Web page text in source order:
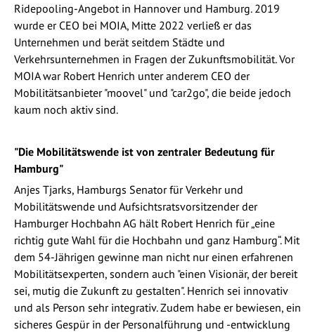
Ridepooling-Angebot in Hannover und Hamburg. 2019
wurde er CEO bei MOIA, Mitte 2022 verließ er das
Unternehmen und berät seitdem Städte und
Verkehrsunternehmen in Fragen der Zukunftsmobilität. Vor
MOIA war Robert Henrich unter anderem CEO der
Mobilitätsanbieter "moovel" und "car2go", die beide jedoch
kaum noch aktiv sind.
"Die Mobilitätswende ist von zentraler Bedeutung für
Hamburg"
Anjes Tjarks, Hamburgs Senator für Verkehr und
Mobilitätswende und Aufsichtsratsvorsitzender der
Hamburger Hochbahn AG hält Robert Henrich für „eine
richtig gute Wahl für die Hochbahn und ganz Hamburg“. Mit
dem 54-Jährigen gewinne man nicht nur einen erfahrenen
Mobilitätsexperten, sondern auch "einen Visionär, der bereit
sei, mutig die Zukunft zu gestalten". Henrich sei innovativ
und als Person sehr integrativ. Zudem habe er bewiesen, ein
sicheres Gespür in der Personalführung und -entwicklung